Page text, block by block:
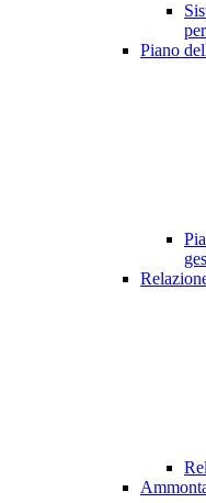
Piano